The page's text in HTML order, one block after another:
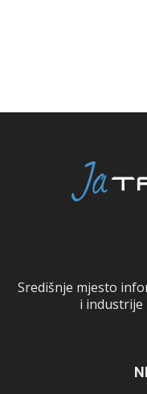
Središnje mjesto
i